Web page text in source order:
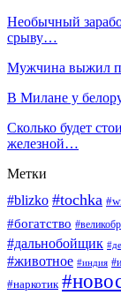
Необычный
срыву…
Мужчина выжил
В Милане у
Сколько будет
железной…
Метки
#blizko #tochka
#богатство
#дальнобойщик
#животное #индия
#наркотик